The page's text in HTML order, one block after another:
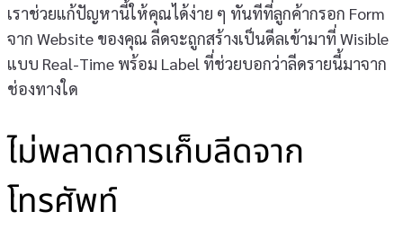
เราช่วยแก้ปัญหานี้ให้คุณได้ง่าย ๆ ทันทีที่ลูกค้ากรอก Form
จาก Website ของคุณ ลีดจะถูกสร้างเป็นดีลเข้ามาที่ Wisible
แบบ Real-Time พร้อม Label ที่ช่วยบอกว่าลีดรายนี้มาจาก
ช่องทางใด
ไม่พลาดการเก็บลีดจาก
โทรศัพท์